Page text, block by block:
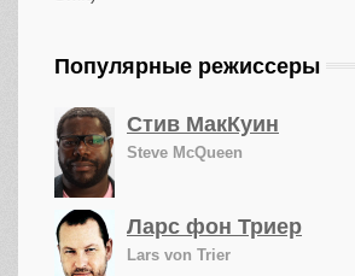
Популярные режиссеры
Стив МакКуин
Steve McQueen
Ларс фон Триер
Lars von Trier